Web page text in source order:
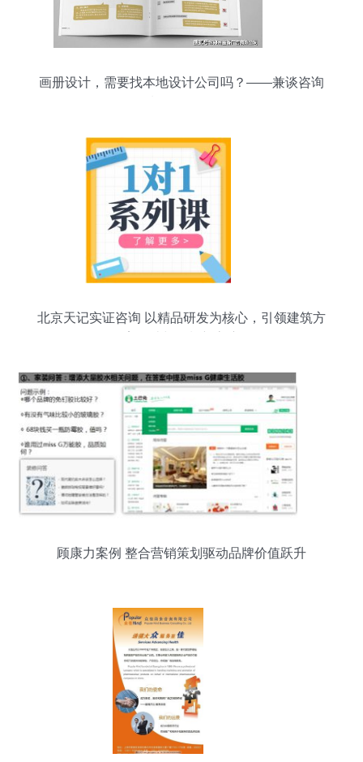
画册设计，需要找本地设计公司吗？——兼谈咨询
北京天记实证咨询 以精品研发为核心，引领建筑方
顾康力案例 整合营销策划驱动品牌价值跃升